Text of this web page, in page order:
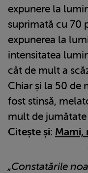
expunere la
suprimată cu 70
expunerea la
intensitatea
cât de mult a
Chiar și la 50 de
fost stinsă,
mult de
Citește și: Mami,
„Constatările